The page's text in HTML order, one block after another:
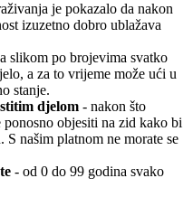
je pokazalo da nakon
izuzetno dobro ublažava
slikom po brojevima svatko
a za to vrijeme može ući u
stanje.
djelom - nakon što
objesiti na zid kako bi
našim platnom ne morate se
- od 0 do 99 godina svako